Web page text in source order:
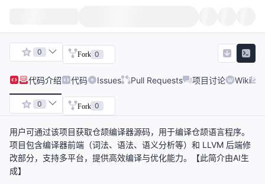
0 Fork 0
代码介绍 代码 Issues Pull Requests 项目讨论 Wiki
0 Fork 0
用户可通过该项目获取仓颉编译器源码，用于编译仓颉语言程序。
项目包含编译器前端（词法、语法、语义分析等）和 LLVM 后端修
改部分，支持多平台，提供高效编译与优化能力。【此简介由AI生
成】